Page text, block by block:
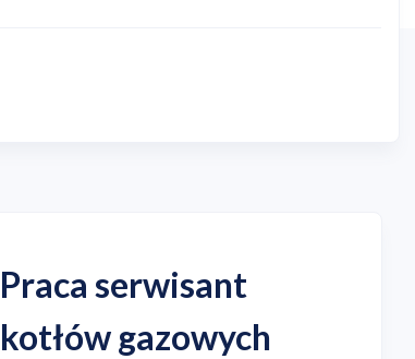
Praca serwisant
kotłów gazowych